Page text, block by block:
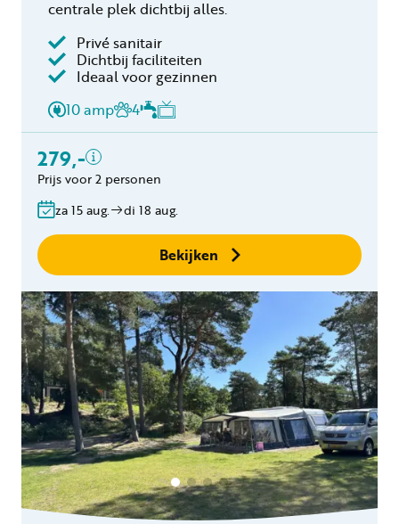
centrale plek dichtbij alles.
Privé sanitair
Dichtbij faciliteiten
Ideaal voor gezinnen
10 amp
4
279,-
Inclusief
Verblijfskosten
binnen 24 uur
Prijs voor 2 personen
za 15 aug. di 18 aug.
Bekijken